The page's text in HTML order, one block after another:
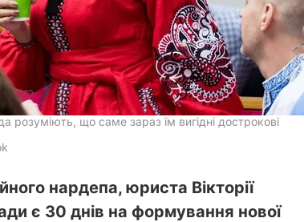
розуміють, що саме зараз їм вигідні дострокові
нардепа, юриста Вікторії
є 30 днів на формування нової